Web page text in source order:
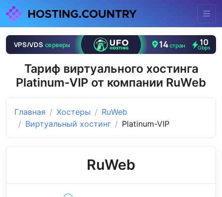
Тариф виртуального хостинга
Platinum-VIP от компании RuWeb
Главная Хостеры
RuWeb
Виртуальный хостинг
Platinum-VIP
RuWeb